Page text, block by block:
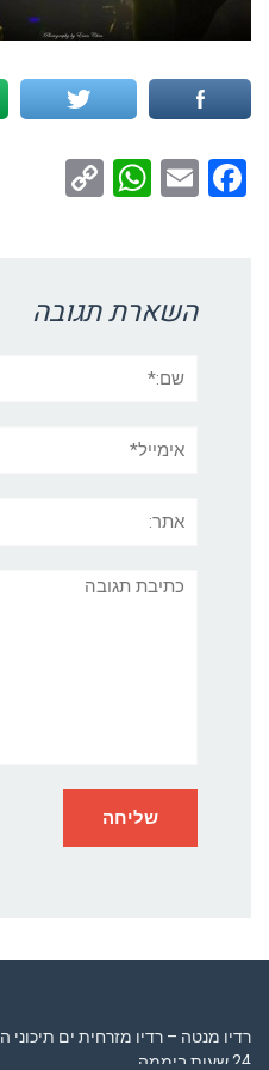
Facebook
Email
השארת תגובה
תגובה
רדיו מנטה – רדיו מזרחית ים
24 שעות ביממה,